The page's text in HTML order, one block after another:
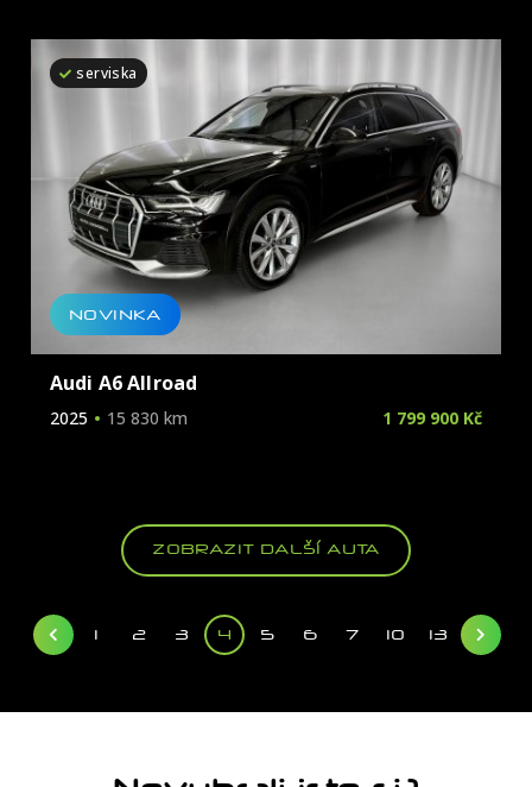
NOVINKA
serviska
Audi A6 Allroad
2025 15 830 km 1 799 900 Kč
ZOBRAZIT DALŠÍ AUTA
1 2 3 4 5 6 7 10 13